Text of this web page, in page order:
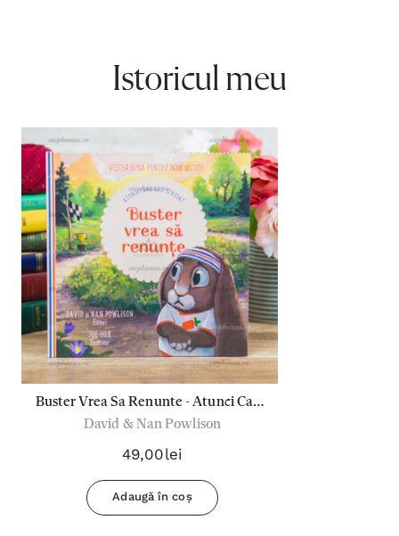
Istoricul meu
Buster Vrea Sa Renunte - Atunci Cand
Esti Stresat
David & Nan Powlison
49,00lei
Adaugă în coș